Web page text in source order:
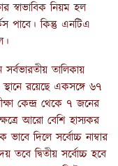
স্বাভাবিক নিয়ম হল
পাবে। কিন্তু এনটিএ
তালিকায়
রয়েছে একসঙ্গে ৬৭
কেন্দ্র থেকে ৭ জনের
আরো বেশি হাস্যকর
দিলে সর্বোচ্চ নাম্বার
দ্বিতীয় সর্বোচ্চ হবে